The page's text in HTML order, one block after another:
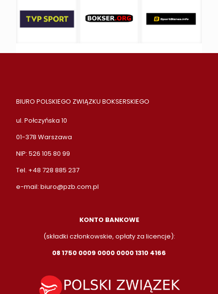
BIURO POLSKIEGO ZWIĄZKU BOKSERSKIEGO
ul. Połczyńska 10
01-378 Warszawa
NIP: 526 105 80 99
Tel. +48 728 885 237
e-mail: biuro@pzb.com.pl
KONTO BANKOWE
(składki członkowskie, opłaty za licencje):
08 1750 0009 0000 0000 1310 4166